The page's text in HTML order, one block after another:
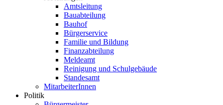
Amtsleitung
Bauabteilung
Bauhof
Bürgerservice
Familie und Bildung
Finanzabteilung
Meldeamt
Reinigung und Schulgebäude
Standesamt
MitarbeiterInnen
Politik